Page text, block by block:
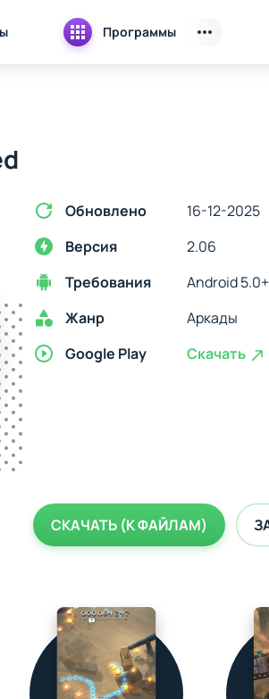
Программы
Обновлено
16-12-2025
Версия
2.06
Требования
Android 5.0+
Жанр
Аркады
Google Play
Скачать
СКАЧАТЬ (К ФАЙЛАМ)